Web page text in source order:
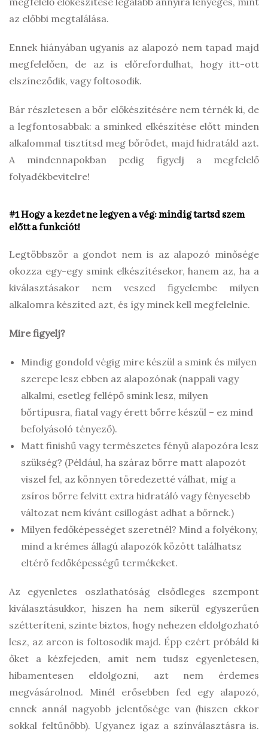
az előbbi megtalálása.
Ennek hiányában ugyanis az alapozó nem tapad majd
megfelelően, de az is előrefordulhat, hogy itt-ott
elszíneződik, vagy foltosodik.
Bár részletesen a bőr előkészítésére nem térnék ki, de
a legfontosabbak: a sminked elkészítése előtt minden
alkalommal tisztítsd meg bőrödet, majd hidratáld azt.
A mindennapokban pedig figyelj a megfelelő
folyadékbevitelre!
#1 Hogy a kezdet ne legyen a vég: mindig tartsd szem
előtt a funkciót!
Legtöbbször a gondot nem is az alapozó minősége
okozza egy-egy smink elkészítésekor, hanem az, ha a
kiválasztásakor nem veszed figyelembe milyen
alkalomra készíted azt, és így minek kell megfelelnie.
Mire figyelj?
Mindig gondold végig mire készül a smink és milyen
szerepe lesz ebben az alapozónak (nappali vagy
alkalmi, esetleg fellépő smink lesz, milyen
bőrtípusra, fiatal vagy érett bőrre készül – ez mind
befolyásoló tényező).
Matt finishű vagy természetes fényű alapozóra lesz
szükség? (Például, ha száraz bőrre matt alapozót
viszel fel, az könnyen töredezetté válhat, míg a
zsíros bőrre felvitt extra hidratáló vagy fényesebb
változat nem kívánt csillogást adhat a bőrnek.)
Milyen fedőképességet szeretnél? Mind a folyékony,
mind a krémes állagú alapozók között találhatsz
eltérő fedőképességű termékeket.
Az egyenletes oszlathatóság elsődleges szempont
kiválasztásukkor, hiszen ha nem sikerül egyszerűen
szétteríteni, szinte biztos, hogy nehezen eldolgozható
lesz, az arcon is foltosodik majd. Épp ezért próbáld ki
őket a kézfejeden, amit nem tudsz egyenletesen,
hibamentesen eldolgozni, azt nem érdemes
megvásárolnod. Minél erősebben fed egy alapozó,
ennek annál nagyobb jelentősége van (hiszen ekkor
sokkal feltűnőbb). Ugyanez igaz a színválasztásra is.